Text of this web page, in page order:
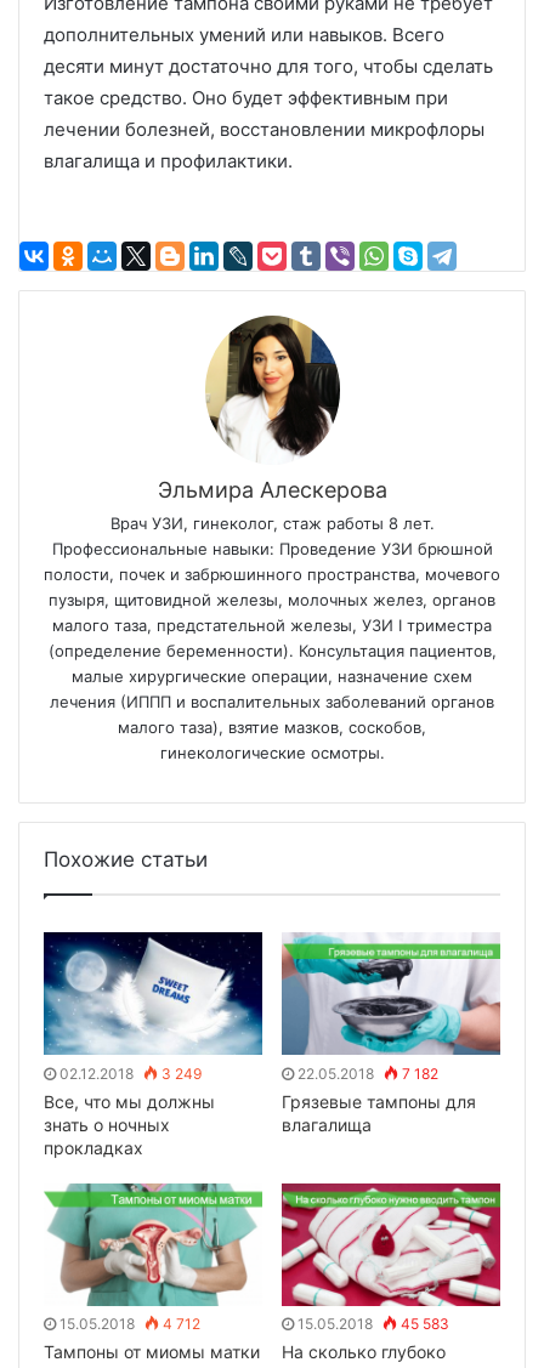
дополнительных умений или навыков. Всего
десяти минут достаточно для того, чтобы сделать
такое средство. Оно будет эффективным при
лечении болезней, восстановлении микрофлоры
влагалища и профилактики.
Эльмира Алескерова
Врач УЗИ, гинеколог, стаж работы 8 лет.
Профессиональные навыки: Проведение УЗИ брюшной
полости, почек и забрюшинного пространства, мочевого
пузыря, щитовидной железы, молочных желез, органов
малого таза, предстательной железы, УЗИ I триместра
(определение беременности). Консультация пациентов,
малые хирургические операции, назначение схем
лечения (ИППП и воспалительных заболеваний органов
малого таза), взятие мазков, соскобов,
гинекологические осмотры.
Похожие статьи
02.12.2018 3 249
Все, что мы должны
знать о ночных
прокладках
22.05.2018 7 182
Грязевые тампоны для
влагалища
15.05.2018 4 712
Тампоны от миомы матки
15.05.2018 45 583
На сколько глубоко